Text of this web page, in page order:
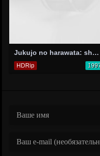
Jukujo no harawata: shinku no sakeme
HDRip